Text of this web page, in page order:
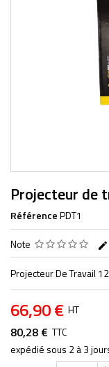
Projecteur de
RéférencePDT1
Note
Projecteur De Travail
66,90 € HT
80,28 € TTC
expédié sous 2 à 3